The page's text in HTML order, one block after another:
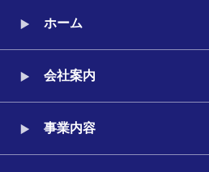
ホーム
会社案内
事業内容